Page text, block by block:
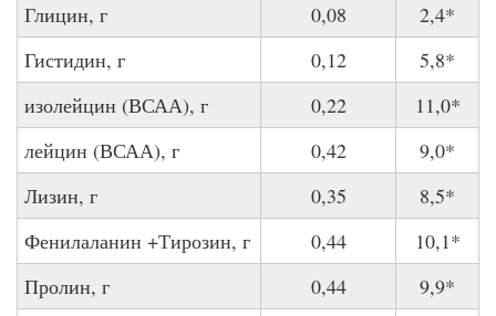
Глицин, г 0,08
2,4*
Гистидин, г
0,12
5,8*
изолейцин (ВСАА), г
0,22
11,0*
лейцин (ВСАА), г
0,42
9,0*
Лизин, г
0,35
8,5*
Фенилаланин +Тирозин, г
0,44
10,1*
Пролин, г
0,44
9,9*